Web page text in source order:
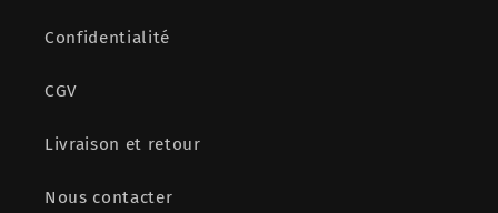
Confidentialité
CGV
Livraison et retour
Nous contacter